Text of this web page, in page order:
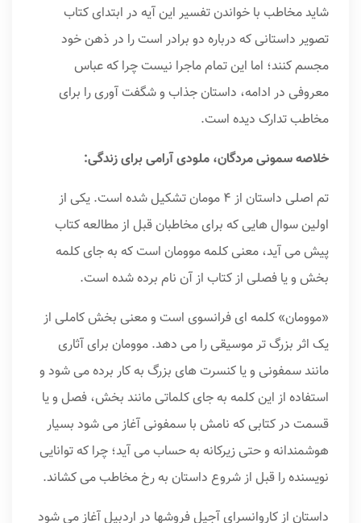
شاید مخاطب با خواندن تفسیر این آیه در ابتدای کتاب
تصویر داستانی که درباره دو برادر است را در ذهن خود
مجسم کنند؛ اما این تمام ماجرا نیست چرا که عباس
معروفی در ادامه، داستان جذاب و شگفت آوری را برای
مخاطب تدارک دیده است.
خلاصه سمونی مردگان، ملودی آرامی برای زندگی:
تم اصلی داستان از ۴ مومان تشکیل شده است. یکی از
اولین سوال هایی که برای مخاطبان قبل از مطالعه کتاب
پیش می آید، معنی کلمه موومان است که به جای کلمه
بخش و یا فصلی از کتاب از آن نام برده شده است.
«موومان» کلمه ای فرانسوی است و معنی بخش کاملی از
یک اثر بزرگ تر موسیقی را می دهد. موومان برای آثاری
مانند سمفونی و یا کنسرت های بزرگ به کار برده می شود و
استفاده از این کلمه به جای کلماتی مانند بخش، فصل و یا
قسمت در کتابی که نامش با سمفونی آغاز می شود بسیار
هوشمندانه و حتی زیرکانه به حساب می آید؛ چرا که توانایی
نویسنده را قبل از شروع داستان به رخ مخاطب می کشاند.
داستان از کاروانسرای آجیل فروشها در اردبیل آغاز می شود